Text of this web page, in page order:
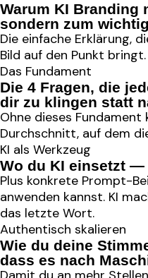
Warum KI Branding
sondern zum
Die einfache Erklärung,
Bild auf den Punkt bringt.
Das Fundament
Die 4 Fragen, die
dir zu klingen statt
Ohne dieses
Durchschnitt, auf dem
KI als Werkzeug
Wo du KI einsetzt —
Plus konkrete Prompt-
anwenden kannst. KI
das letzte Wort.
Authentisch skalieren
Wie du deine
dass es nach